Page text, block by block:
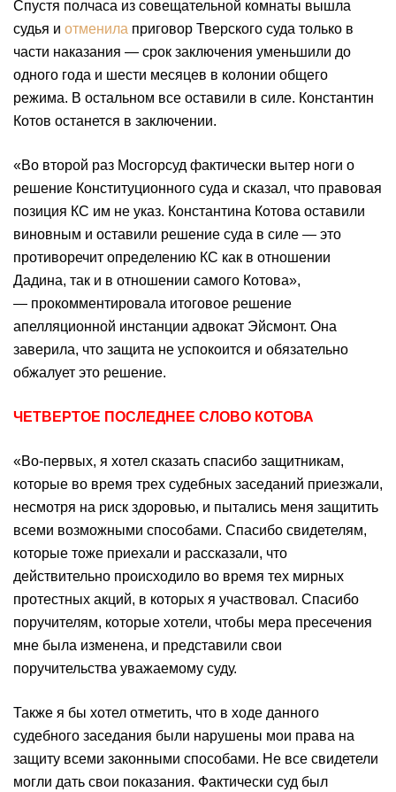
Спустя полчаса из совещательной комнаты вышла
судья и отменила приговор Тверского суда только в
части наказания — срок заключения уменьшили до
одного года и шести месяцев в колонии общего
режима. В остальном все оставили в силе. Константин
Котов останется в заключении.
«Во второй раз Мосгорсуд фактически вытер ноги о
решение Конституционного суда и сказал, что правовая
позиция КС им не указ. Константина Котова оставили
виновным и оставили решение суда в силе — это
противоречит определению КС как в отношении
Дадина, так и в отношении самого Котова»,
— прокомментировала итоговое решение
апелляционной инстанции адвокат Эйсмонт. Она
заверила, что защита не успокоится и обязательно
обжалует это решение.
ЧЕТВЕРТОЕ ПОСЛЕДНЕЕ СЛОВО КОТОВА
«Во-первых, я хотел сказать спасибо защитникам,
которые во время трех судебных заседаний приезжали,
несмотря на риск здоровью, и пытались меня защитить
всеми возможными способами. Спасибо свидетелям,
которые тоже приехали и рассказали, что
действительно происходило во время тех мирных
протестных акций, в которых я участвовал. Спасибо
поручителям, которые хотели, чтобы мера пресечения
мне была изменена, и представили свои
поручительства уважаемому суду.
Также я бы хотел отметить, что в ходе данного
судебного заседания были нарушены мои права на
защиту всеми законными способами. Не все свидетели
могли дать свои показания. Фактически суд был